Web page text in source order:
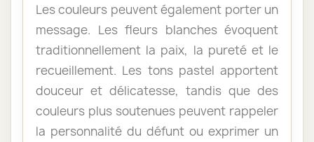
Les couleurs peuvent également porter un
message. Les fleurs blanches évoquent
traditionnellement la paix, la pureté et le
recueillement. Les tons pastel apportent
douceur et délicatesse, tandis que des
couleurs plus soutenues peuvent rappeler
la personnalité du défunt ou exprimer un